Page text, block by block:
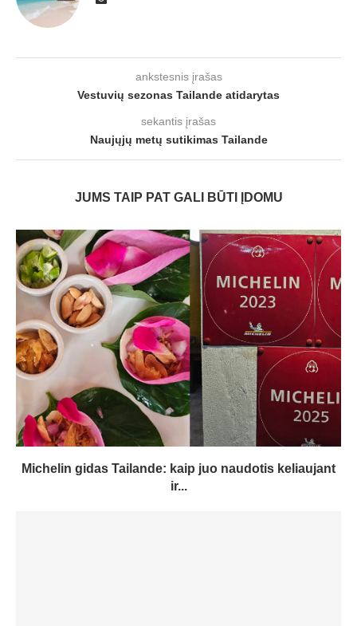
ankstesnis įrašas
Vestuvių sezonas Tailande atidarytas
sekantis įrašas
Naujųjų metų sutikimas Tailande
JUMS TAIP PAT GALI BŪTI ĮDOMU
Michelin gidas Tailande: kaip juo naudotis keliaujant
ir...